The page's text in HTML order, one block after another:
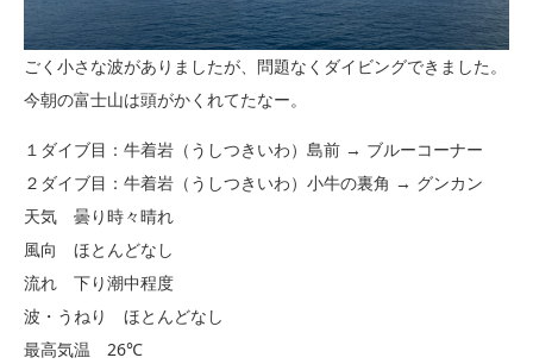
ごく小さな波がありましたが、問題なくダイビングできました。
今朝の富士山は頭がかくれてたなー。
１ダイブ目：牛着岩（うしつきいわ）島前 → ブルーコーナー
２ダイブ目：牛着岩（うしつきいわ）小牛の裏角 → グンカン
天気 曇り時々晴れ
風向 ほとんどなし
流れ 下り潮中程度
波・うねり ほとんどなし
最高気温 26℃